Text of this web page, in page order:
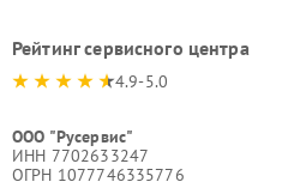
Рейтинг сервисного центра
4.9-5.0
ООО "Русервис"
ИНН 7702633247
ОГРН 1077746335776